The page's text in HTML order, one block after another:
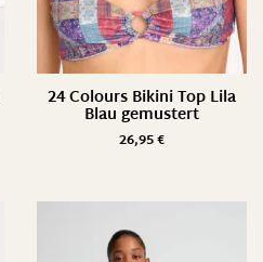
24 Colours Bikini Top Lila
Blau gemustert
26,95€